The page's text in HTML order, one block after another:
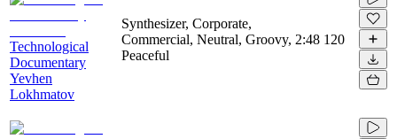
Technological
Documentary
Yevhen
Lokhmatov
Synthesizer, Corporate,
Commercial, Neutral, Groovy,
Peaceful
2:48 120